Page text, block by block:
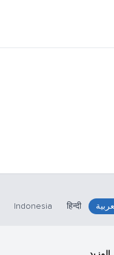
हिन्दी
Indonesia